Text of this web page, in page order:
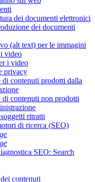
dei documenti elettronici
dei documenti
(alt text) per le immagini
video
i video
privacy
contenuti prodotti dalla
contenuti non prodotti
ritratti
di ricerca (SEO)
SEO: Search
contenuti